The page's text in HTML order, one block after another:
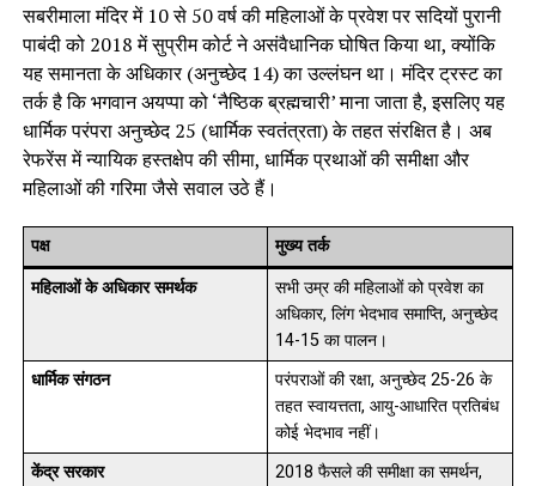
सबरीमाला मंदिर में 10 से 50 वर्ष की महिलाओं के प्रवेश पर सदियों पुरानी
पाबंदी को 2018 में सुप्रीम कोर्ट ने असंवैधानिक घोषित किया था, क्योंकि
यह समानता के अधिकार (अनुच्छेद 14) का उल्लंघन था। मंदिर ट्रस्ट का
तर्क है कि भगवान अयप्पा को ‘नैष्ठिक ब्रह्मचारी’ माना जाता है, इसलिए यह
धार्मिक परंपरा अनुच्छेद 25 (धार्मिक स्वतंत्रता) के तहत संरक्षित है। अब
रेफरेंस में न्यायिक हस्तक्षेप की सीमा, धार्मिक प्रथाओं की समीक्षा और
महिलाओं की गरिमा जैसे सवाल उठे हैं।
पक्ष मुख्य तर्क
महिलाओं के अधिकार समर्थक
सभी उम्र की महिलाओं को प्रवेश का
अधिकार, लिंग भेदभाव समाप्ति, अनुच्छेद
14-15 का पालन।
धार्मिक संगठन
परंपराओं की रक्षा, अनुच्छेद 25-26 के
तहत स्वायत्तता, आयु-आधारित प्रतिबंध
कोई भेदभाव नहीं।
केंद्र सरकार
2018 फैसले की समीक्षा का समर्थन,